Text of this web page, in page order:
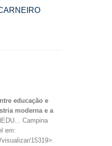
educação e
moderna e a
Campina
em:
15319>.